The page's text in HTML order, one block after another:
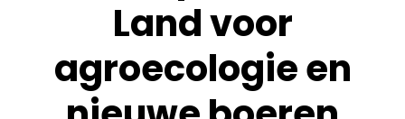
Land voor
agroecologie en